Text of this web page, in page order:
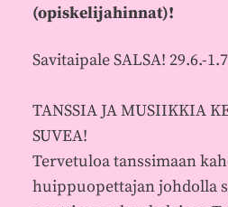
(opiskelijahinnat)!
Savitaipale SALSA! 29.6.-
TANSSIA JA MUSIIKKIA
SUVEA!
Tervetuloa tanssimaan
huippuopettajan johdolla